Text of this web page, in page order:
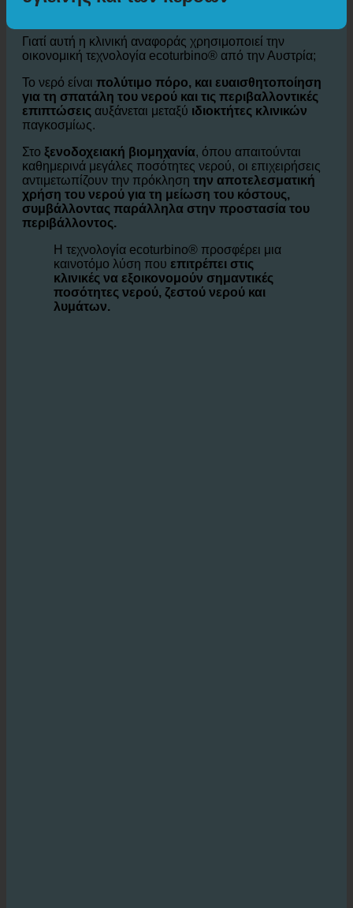
υγιεινής και των κερδών
Γιατί αυτή η κλινική αναφοράς χρησιμοποιεί την
οικονομική τεχνολογία ecoturbino® από την Αυστρία;
Το νερό είναι
πολύτιμο πόρο, και ευαισθητοποίηση
για τη σπατάλη του νερού και τις περιβαλλοντικές
επιπτώσειςαυξάνεται μεταξύιδιοκτήτες κλινικών
παγκοσμίως.
Στοξενοδοχειακή βιομηχανία, όπου απαιτούνται
καθημερινά μεγάλες ποσότητες νερού, οι επιχειρήσεις
αντιμετωπίζουν την πρόκληση
την αποτελεσματική
χρήση του νερού για τη μείωση του κόστους,
συμβάλλοντας παράλληλα στην προστασία του
περιβάλλοντος.
Η τεχνολογία ecoturbino® προσφέρει μια
καινοτόμο λύση που επιτρέπει στις
κλινικές να εξοικονομούν σημαντικές